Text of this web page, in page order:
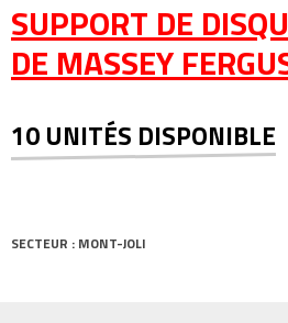
SUPPORT DE
DE MASSEY
10 UNITÉS DISPONIBLE
SECTEUR : MONT-JOLI